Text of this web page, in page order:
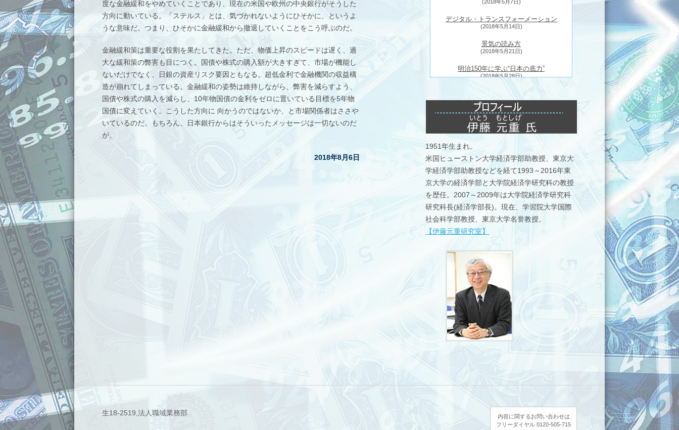
度な金融緩和をやめていくことであり、現在の米国や欧州の中央銀行がそうした
方向に動いている。「ステルス」とは、気づかれないようにひそかに、というよ
うな意味だ。つまり、ひそかに金融緩和から撤退していくことをこう呼ぶのだ。
金融緩和策は重要な役割を果たしてきた。ただ、物価上昇のスピードは遅く、過
大な緩和策の弊害も目につく。国債や株式の購入額が大きすぎて、市場が機能し
ないだけでなく、日銀の資産リスク要因ともなる。超低金利で金融機関の収益構
造が崩れてしまっている。金融緩和の姿勢は維持しながら、弊害を減らすよう、
国債や株式の購入を減らし、10年物国債の金利をゼロに置いている目標を5年物
国債に変えていく。こうした方向に 向かうのではないか、と市場関係者はささや
いているのだ。もちろん、日本銀行からはそういったメッセージは一切ないのだ
が。
2018年8月6日
(2018年5月7日)
デジタル・トランスフォーメーション
(2018年5月14日)
景気の読み方
(2018年5月21日)
明治150年に学ぶ“日本の底力”
(2018年5月28日)
(2018年6月4日)
先細る太陽光発電
(2018年6月11日)
米国の主張する「FFR」
(2018年6月25日)
イスラエルにて
(2018年7月2日)
危機を乗り越え強くなった日本企業
(2018年7月9日)
進まぬ老朽水道管の更新
(2018年7月23日)
空き家ビジネス
(2018年7月30日)
1951年生まれ。
米国ヒューストン大学経済学部助教授、東京大
学経済学部助教授などを経て1993～2016年東
京大学の経済学部と大学院経済学研究科の教授
を歴任。2007～2009年は大学院経済学研究科
研究科長(経済学部長)。現在、学習院大学国際
社会科学部教授、東京大学名誉教授。
【伊藤元重研究室】
内容に関するお問い合わせは
フリーダイヤル 0120-505-715
生18-2519,法人職域業務部